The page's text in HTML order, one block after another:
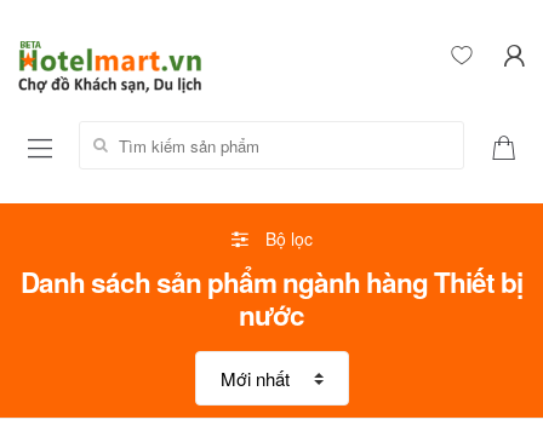
Tìm kiếm sản phẩm:
Bộ lọc
Danh sách sản phẩm ngành hàng Thiết bị
nước